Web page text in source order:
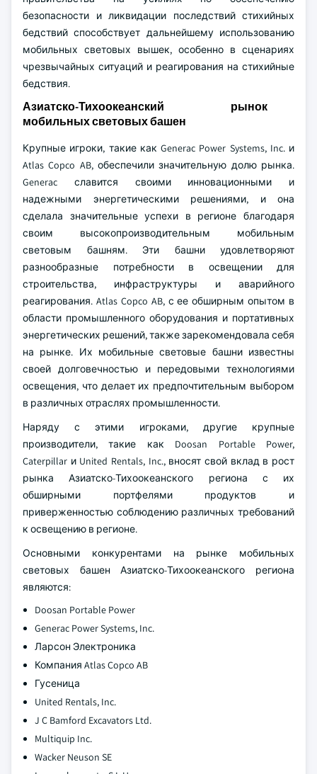
безопасности и ликвидации последствий стихийных
бедствий способствует дальнейшему использованию
мобильных световых вышек, особенно в сценариях
чрезвычайных ситуаций и реагирования на стихийные
бедствия.
Азиатско-Тихоокеанский рынок
мобильных световых башен
Крупные игроки, такие как Generac Power Systems, Inc. и
Atlas Copco AB, обеспечили значительную долю рынка.
Generac славится своими инновационными и
надежными энергетическими решениями, и она
сделала значительные успехи в регионе благодаря
своим высокопроизводительным мобильным
световым башням. Эти башни удовлетворяют
разнообразные потребности в освещении для
строительства, инфраструктуры и аварийного
реагирования. Atlas Copco AB, с ее обширным опытом в
области промышленного оборудования и портативных
энергетических решений, также зарекомендовала себя
на рынке. Их мобильные световые башни известны
своей долговечностью и передовыми технологиями
освещения, что делает их предпочтительным выбором
в различных отраслях промышленности.
Наряду с этими игроками, другие крупные
производители, такие как Doosan Portable Power,
Caterpillar и United Rentals, Inc., вносят свой вклад в рост
рынка Азиатско-Тихоокеанского региона с их
обширными портфелями продуктов и
приверженностью соблюдению различных требований
к освещению в регионе.
Основными конкурентами на рынке мобильных
световых башен Азиатско-Тихоокеанского региона
являются:
Doosan Portable Power
Generac Power Systems, Inc.
Ларсон Электроника
Компания Atlas Copco AB
Гусеница
United Rentals, Inc.
J C Bamford Excavators Ltd.
Multiquip Inc.
Wacker Neuson SE